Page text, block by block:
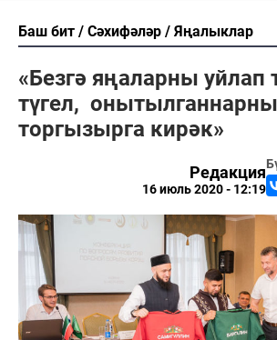
Баш бит Сәхифәләр Яңалыклар
«Безгә яңаларны уйлап
түгел, онытылганнарны
торгызырга кирәк»
Редакция
16 июль 2020 - 12:19